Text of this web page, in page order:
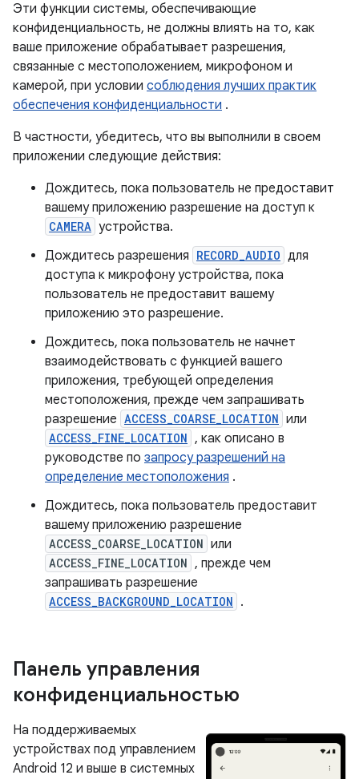
Эти функции системы, обеспечивающие
конфиденциальность, не должны влиять на то, как
ваше приложение обрабатывает разрешения,
связанные с местоположением, микрофоном и
камерой, при условии соблюдения лучших практик
обеспечения конфиденциальности .
В частности, убедитесь, что вы выполнили в своем
приложении следующие действия:
Дождитесь, пока пользователь не предоставит
вашему приложению разрешение на доступ к
CAMERA устройства.
Дождитесь разрешения RECORD_AUDIO для
доступа к микрофону устройства, пока
пользователь не предоставит вашему
приложению это разрешение.
Дождитесь, пока пользователь не начнет
взаимодействовать с функцией вашего
приложения, требующей определения
местоположения, прежде чем запрашивать
разрешение ACCESS_COARSE_LOCATION или
ACCESS_FINE_LOCATION , как описано в
руководстве по запросу разрешений на
определение местоположения .
Дождитесь, пока пользователь предоставит
вашему приложению разрешение
ACCESS_COARSE_LOCATION или
ACCESS_FINE_LOCATION , прежде чем
запрашивать разрешение
ACCESS_BACKGROUND_LOCATION .
Панель управления
конфиденциальностью
На поддерживаемых
устройствах под управлением
Android 12 и выше в системных